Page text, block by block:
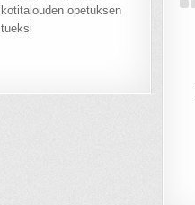
kotitalouden opetuksen
tueksi